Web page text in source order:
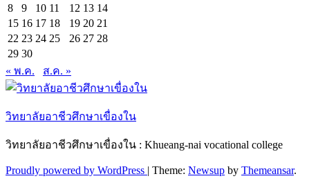
8
9 10 11 12 13 14
15 16 17 18 19 20 21
22 23 24 25 26 27 28
29 30
« พ.ค.
ส.ค. »
วิทยาลัยอาชีวศึกษาเขื่องใน
วิทยาลัยอาชีวศึกษาเขื่องใน : Khueang-nai vocational college
Proudly powered by WordPress | Theme: Newsup by Themeansar.